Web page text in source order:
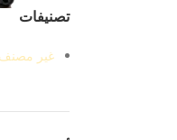
تصنيفات
غير مصنف